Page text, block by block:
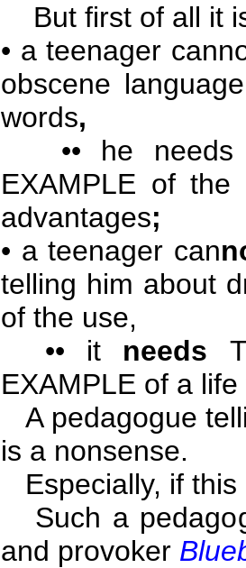
But first of all it
• a teenager
obscene
words,
•• he needs
EXAMPLE of the
advantages;
• a teenager can
telling him about
of the use,
•• itneeds
EXAMPLE of a
A pedagogue
is a nonsense.
Especially, if this
Such a
and provoker